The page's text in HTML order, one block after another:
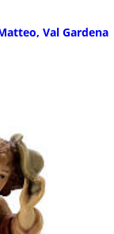
Val Gardena